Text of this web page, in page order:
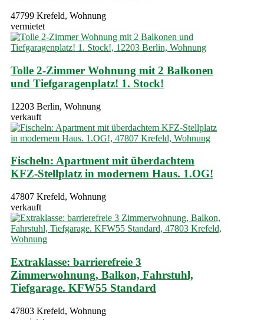
47799 Krefeld, Wohnung
vermietet
Tolle 2-Zimmer Wohnung mit 2 Balkonen
und Tiefgaragenplatz! 1. Stock!
12203 Berlin, Wohnung
verkauft
Fischeln: Apartment mit überdachtem
KFZ-Stellplatz in modernem Haus. 1.OG!
47807 Krefeld, Wohnung
verkauft
Extraklasse: barrierefreie 3
Zimmerwohnung, Balkon, Fahrstuhl,
Tiefgarage. KFW55 Standard
47803 Krefeld, Wohnung